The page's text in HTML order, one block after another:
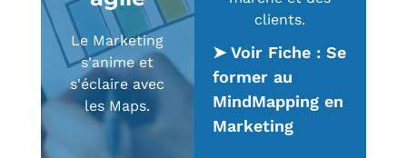
Le Marketing
s'anime et
s'éclaire avec
les Maps.
clients.
➤ Voir Fiche : Se
former au
MindMapping en
Marketing